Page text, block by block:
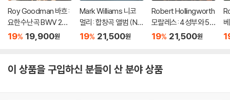
Roy Goodman 바흐:
요한수난곡 BWV 245
(Bach: St. John Pass
19% 19,900원
Mark Williams 니코
멀리: 합창곡 앨범 (Nic
o Muhly: With Eys Lif
19% 21,500원
Robert Hollingworth
모랄레스: 4성부와 5
성부 미사 ‘무장한 사
Masses)
19% 21,500원
‘
이 상품을 구입하신 분들이 산 분야 상품